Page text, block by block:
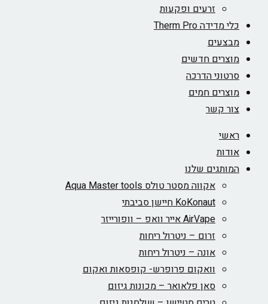
זרעים ופקעות
כלי מדידה Therm Pro
מבצעים
מוצרים חדשים
סרטוני הדרכה
מוצרים חמים
צור קשר
ראשי
אודות
המותגים שלנו
אקווה מסטר טולס Aqua Master tools
KoKonaut חיישן סביבתי
AirVape אייר וואפ – וופורייזר
זרום – ניטרול ריחות
אונה – ניטרול ריחות
וואקום פרופרש- קופסאות ואקום
סאן פלאואר – מכונות גיזום